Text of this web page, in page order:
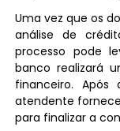
Uma vez que os
análise de
processo pode
banco realizará
financeiro.
atendente
para finalizar a